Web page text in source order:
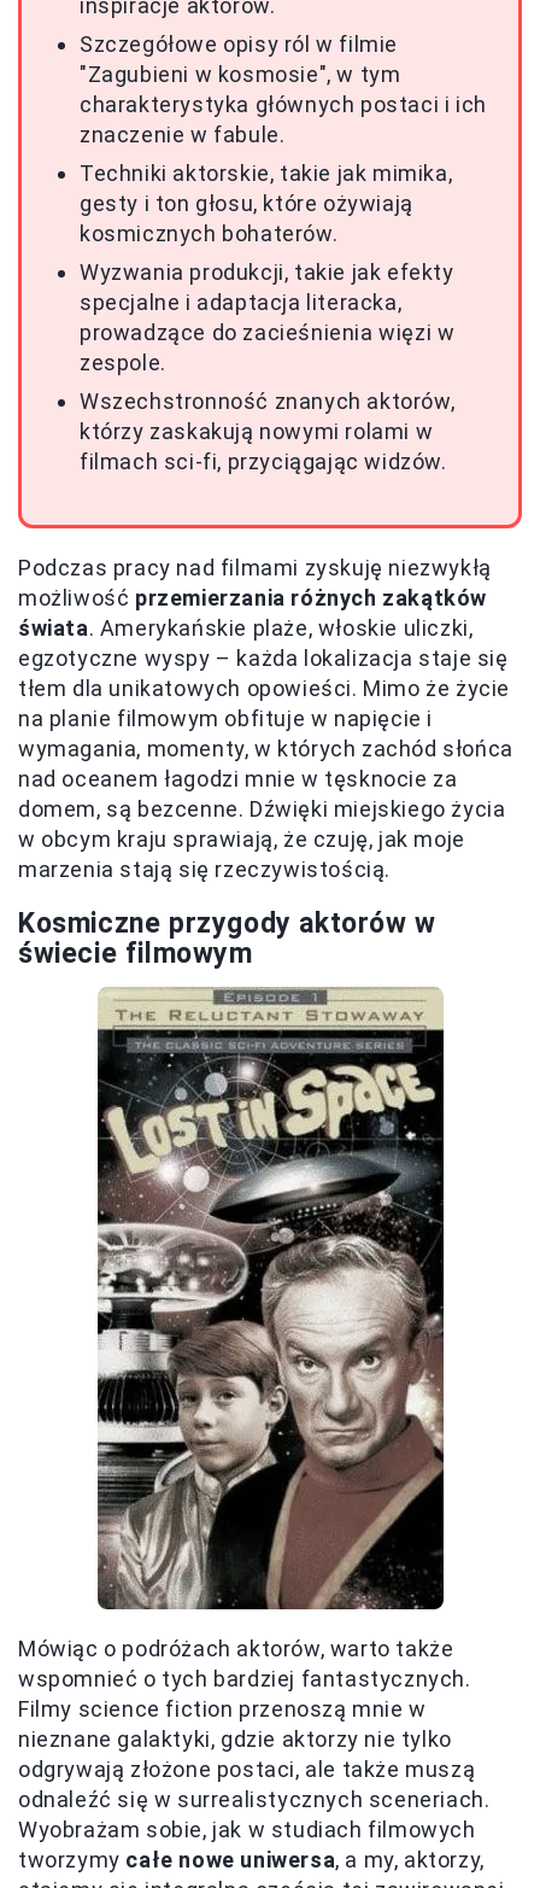
Szczegółowe opisy ról w filmie
"Zagubieni w kosmosie", w tym
charakterystyka głównych postaci i ich
znaczenie w fabule.
Techniki aktorskie, takie jak mimika,
gesty i ton głosu, które ożywiają
kosmicznych bohaterów.
Wyzwania produkcji, takie jak efekty
specjalne i adaptacja literacka,
prowadzące do zacieśnienia więzi w
zespole.
Wszechstronność znanych aktorów,
którzy zaskakują nowymi rolami w
filmach sci-fi, przyciągając widzów.
Podczas pracy nad filmami zyskuję niezwykłą
możliwość przemierzania różnych zakątków
świata. Amerykańskie plaże, włoskie uliczki,
egzotyczne wyspy – każda lokalizacja staje się
tłem dla unikatowych opowieści. Mimo że życie
na planie filmowym obfituje w napięcie i
wymagania, momenty, w których zachód słońca
nad oceanem łagodzi mnie w tęsknocie za
domem, są bezcenne. Dźwięki miejskiego życia
w obcym kraju sprawiają, że czuję, jak moje
marzenia stają się rzeczywistością.
Kosmiczne przygody aktorów w
świecie filmowym
Mówiąc o podróżach aktorów, warto także
wspomnieć o tych bardziej fantastycznych.
Filmy science fiction przenoszą mnie w
nieznane galaktyki, gdzie aktorzy nie tylko
odgrywają złożone postaci, ale także muszą
odnaleźć się w surrealistycznych sceneriach.
Wyobrażam sobie, jak w studiach filmowych
tworzymy całe nowe uniwersa, a my, aktorzy,